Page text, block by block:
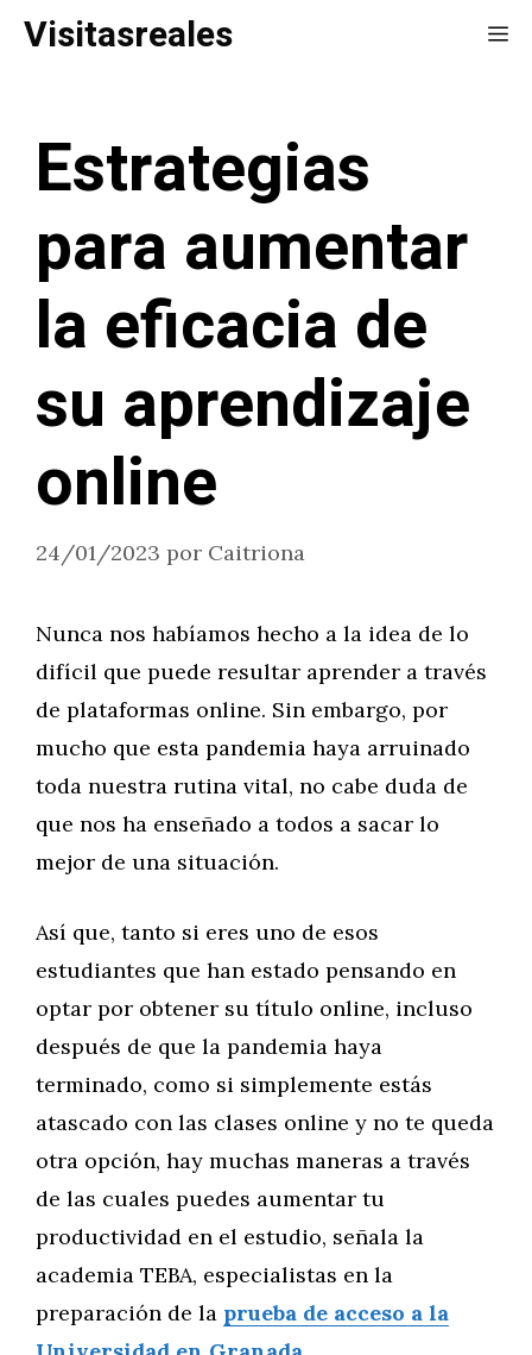
Saltar
Visitasreales
Estrategias
para aumentar
la eficacia de
su aprendizaje
online
24/01/2023 por Caitriona
Nunca nos habíamos hecho a la idea de lo
difícil que puede resultar aprender a través
de plataformas online. Sin embargo, por
mucho que esta pandemia haya arruinado
toda nuestra rutina vital, no cabe duda de
que nos ha enseñado a todos a sacar lo
mejor de una situación.
Así que, tanto si eres uno de esos
estudiantes que han estado pensando en
optar por obtener su título online, incluso
después de que la pandemia haya
terminado, como si simplemente estás
atascado con las clases online y no te queda
otra opción, hay muchas maneras a través
de las cuales puedes aumentar tu
productividad en el estudio, señala la
academia TEBA, especialistas en la
preparación de la prueba de acceso a la